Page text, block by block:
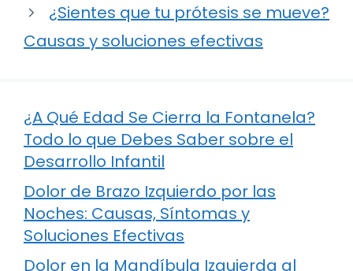
¿Sientes que tu prótesis se mueve?
Causas y soluciones efectivas
¿A Qué Edad Se Cierra la Fontanela?
Todo lo que Debes Saber sobre el
Desarrollo Infantil
Dolor de Brazo Izquierdo por las
Noches: Causas, Síntomas y
Soluciones Efectivas
Dolor en la Mandíbula Izquierda al